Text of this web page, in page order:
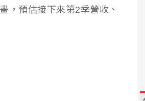
，預估接下來第2季營收、